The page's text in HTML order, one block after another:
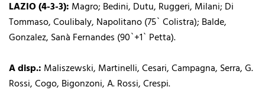
LAZIO (4-3-3): Magro; Bedini, Dutu, Ruggeri, Milani; Di
Tommaso, Coulibaly, Napolitano (75` Colistra); Balde,
Gonzalez, Sanà Fernandes (90`+1` Petta).
A disp.: Maliszewski, Martinelli, Cesari, Campagna, Serra, G.
Rossi, Cogo, Bigonzoni, A. Rossi, Crespi.